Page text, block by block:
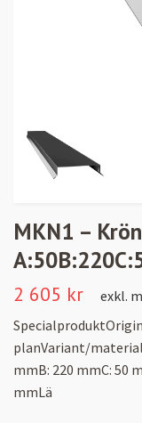
MKN1 –
2 605 kr
exkl.
planVariant/
mmB: 220 mmC: 50
mmLä